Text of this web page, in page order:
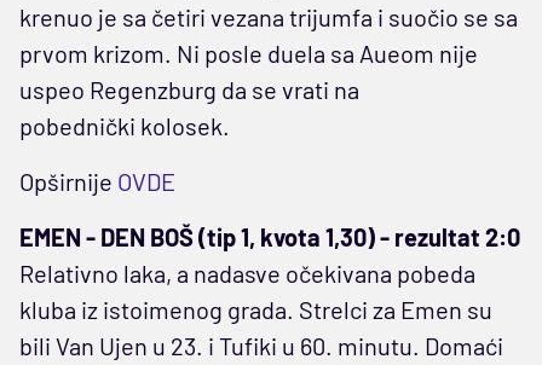
krenuo je sa četiri vezana trijumfa i suočio se sa
prvom krizom. Ni posle duela sa Aueom nije
uspeo Regenzburg da se vrati na
pobednički kolosek.
Opširnije OVDE
EMEN - DEN BOŠ (tip 1, kvota 1,30) - rezultat 2:0
Relativno laka, a nadasve očekivana pobeda
kluba iz istoimenog grada. Strelci za Emen su
bili Van Ujen u 23. i Tufiki u 60. minutu. Domaći